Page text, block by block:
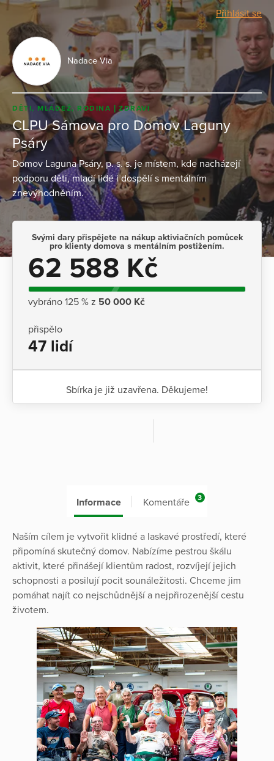
Přihlásit se
Nadace Via
DĚTI, MLÁDEŽ, RODINA ZDRAVÍ
CLPU Sámova pro Domov Laguny
Psáry
Domov Laguna Psáry, p. s. s. je místem, kde nacházejí
podporu děti, mladí lidé i dospělí s mentálním
znevýhodněním.
Svými dary přispějete na nákup aktiviačních pomůcek
pro klienty domova s mentálním postižením.
62 588 Kč
vybráno 125 % z 50 000 Kč
přispělo
47 lidí
Sbírka je již uzavřena. Děkujeme!
Informace Komentáře 3
Naším cílem je vytvořit klidné a laskavé prostředí, které
připomíná skutečný domov. Nabízíme pestrou škálu
aktivit, které přinášejí klientům radost, rozvíjejí jejich
schopnosti a posilují pocit sounáležitosti. Chceme jim
pomáhat najít co nejschůdnější a nejpřirozenější cestu
životem.